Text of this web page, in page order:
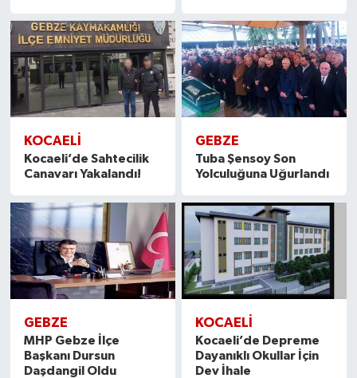
KOCAELİ
Kocaeli’de Sahtecilik
Canavarı Yakalandı!
GEBZE
Tuba Şensoy Son
Yolculuğuna Uğurlandı
GEBZE
MHP Gebze İlçe
Başkanı Dursun
Daşdangil Oldu
KOCAELİ
Kocaeli’de Depreme
Dayanıklı Okullar İçin
Dev İhale